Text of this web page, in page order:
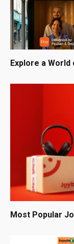
Explore a World
Most Popular